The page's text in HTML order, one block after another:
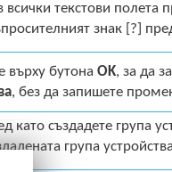
всички текстови
знак [?]
върху бутонаOK, за да
, без да запишете
като създадете група
група